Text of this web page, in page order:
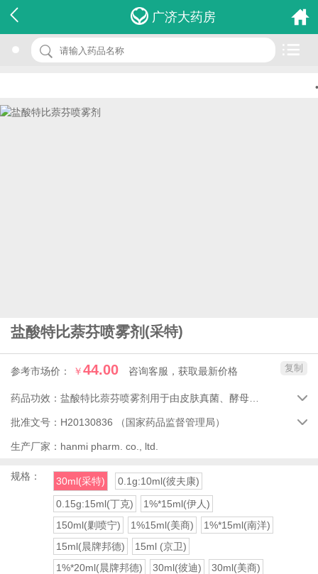
广济大药房
•
盐酸特比萘芬喷雾剂 (采特)
参考市场价： ￥44.00 咨询客服，获取最新价格
名 称：盐酸特比萘芬喷雾剂
品 牌：(采特)
价 格：￥44.00
复制
药品功效： 
批准文号： H20130836 （国家药品监督管理局） 
生产厂家： hanmi pharm. co., ltd.
规格： 30ml(采特)
0.1g:10ml(彼夫康)
0.15g:15ml(丁克)
1%*15ml(伊人)
150ml(剿喷宁)
1%15ml(美商)
1%*15ml(南洋)
15ml(晨牌邦德)
15ml (京卫)
1%*20ml(晨牌邦德)
30ml(彼迪)
30ml(美商)